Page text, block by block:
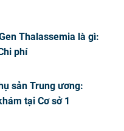
Thalassemia là gì:
phí
sản Trung ương:
tại Cơ sở 1